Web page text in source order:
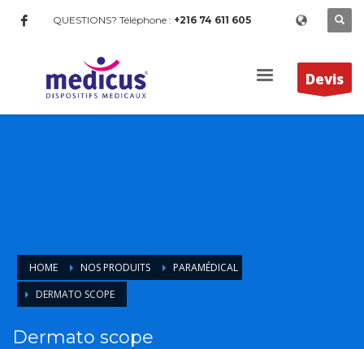
QUESTIONS? Téléphone : +216 74 611 605
Devis
HOME NOS PRODUITS
PARAMÉDICAL
DERMATO SCOPE
Dermato scope